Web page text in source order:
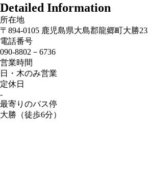
Detailed Information
所在地
〒894-0105 鹿児島県大島郡龍郷町大勝
電話番号
090-8802－6736
営業時間
日・木のみ営業
定休日
-
最寄りのバス停
大勝（徒歩6分）